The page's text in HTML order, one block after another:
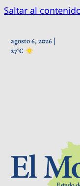
Saltar al
agosto 6, 2026 |
27°C